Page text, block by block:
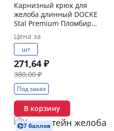
Карнизный крюк для
желоба длинный DOCKE
Stal Premium Пломбир
D=125
Цена за
шт
271,64 ₽
380,00 ₽
Под заказ
В корзину
7 баллов